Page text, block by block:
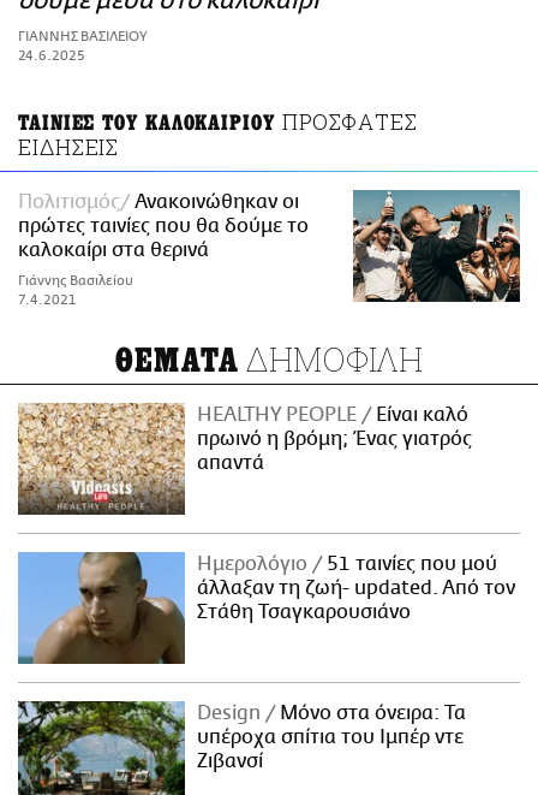
ΑΜΠΑ
PRINT
ΓΙΑΝΝΗΣ ΒΑΣΙΛΕΙΟΥ
24.6.2025
ΤΑΙΝΙΕΣ ΤΟΥ ΚΑΛΟΚΑΙΡΙΟΥ ΠΡΟΣΦΑΤΕΣ
ΕΙΔΗΣΕΙΣ
Πολιτισμός
Ανακοινώθηκαν οι
πρώτες ταινίες που θα δούμε το
καλοκαίρι στα θερινά
Γιάννης Βασιλείου
7.4.2021
ΘΕΜΑΤΑ ΔΗΜΟΦΙΛΗ
HEALTHY PEOPLE
Είναι καλό
πρωινό η βρόμη; Ένας γιατρός
απαντά
Ημερολόγιο
51 ταινίες που μού
άλλαξαν τη ζωή- updated. Aπό τον
Στάθη Τσαγκαρουσιάνο
Design
Μόνο στα όνειρα: Τα
υπέροχα σπίτια του Ιμπέρ ντε
Ζιβανσί